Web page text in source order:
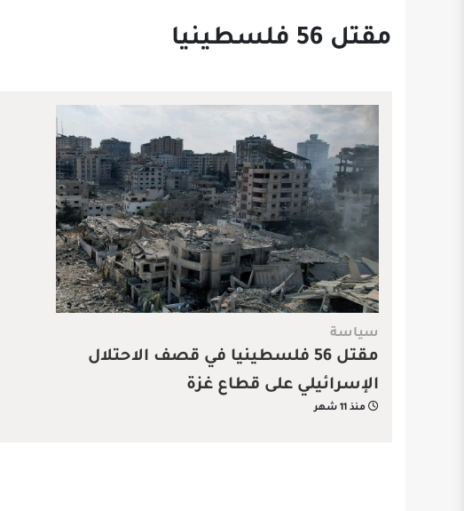
مقتل 56 فلسطينيا
سياسة
مقتل 56 فلسطينيا في قصف الاحتلال
الإسرائيلي على قطاع غزة
منذ 11 شهر